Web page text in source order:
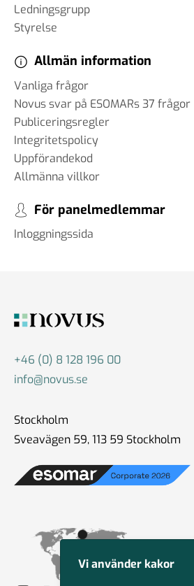
Ledningsgrupp
Styrelse
Allmän information
Vanliga frågor
Novus svar på ESOMARs 37 frågor
Publiceringsregler
Integritetspolicy
Uppförandekod
Allmänna villkor
För panelmedlemmar
Inloggningssida
+46 (0) 8 128 196 00
info@novus.se
Stockholm
Sveavägen 59, 113 59 Stockholm
Vi använder kakor